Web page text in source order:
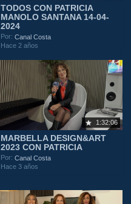
TODOS CON PATRICIA
MANOLO SANTANA 14-04-
2024
Por:Canal Costa
Hace 2 años
1:32:06
MARBELLA DESIGN&ART
2023 CON PATRICIA
Por:Canal Costa
Hace 3 años